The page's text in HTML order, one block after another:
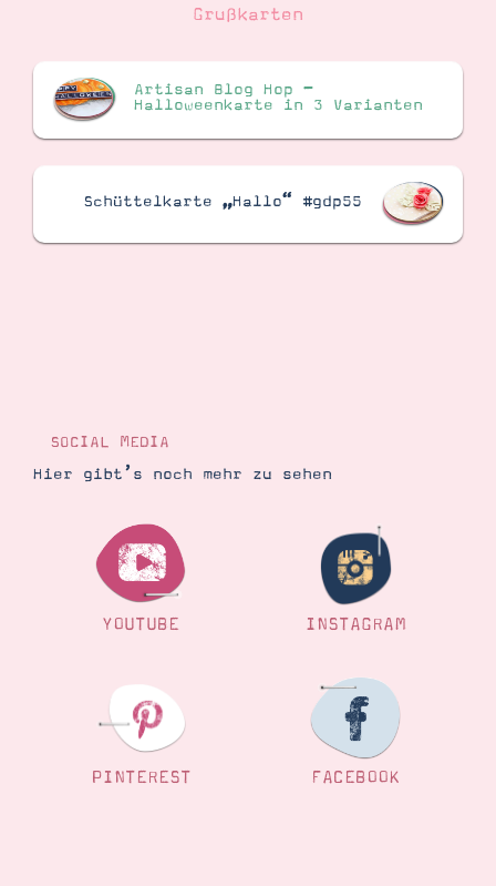
Grußkarten
Artisan Blog Hop –
Halloweenkarte in 3 Varianten
Schüttelkarte „Hallo“ #gdp55
SOCIAL MEDIA
Hier gibt’s noch mehr zu sehen
YOUTUBE INSTAGRAM
PINTEREST FACEBOOK